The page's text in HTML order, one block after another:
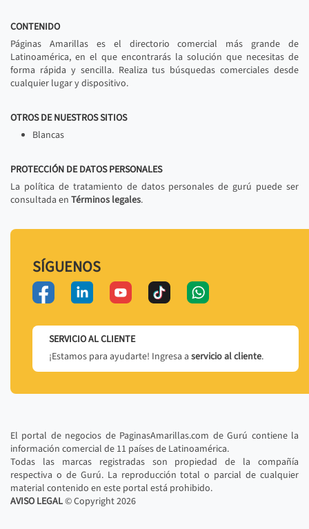
CONTENIDO
Páginas Amarillas es el directorio comercial más grande de
Latinoamérica, en el que encontrarás la solución que necesitas de
forma rápida y sencilla. Realiza tus búsquedas comerciales desde
cualquier lugar y dispositivo.
OTROS DE NUESTROS SITIOS
Blancas
PROTECCIÓN DE DATOS PERSONALES
La política de tratamiento de datos personales de gurú puede ser
consultada en Términos legales.
SÍGUENOS
SERVICIO AL CLIENTE
¡Estamos para ayudarte! Ingresa a servicio al cliente.
El portal de negocios de PaginasAmarillas.com de Gurú contiene la
información comercial de 11 países de Latinoamérica.
Todas las marcas registradas son propiedad de la compañía
respectiva o de Gurú. La reproducción total o parcial de cualquier
material contenido en este portal está prohibido.
AVISO LEGAL© Copyright2026